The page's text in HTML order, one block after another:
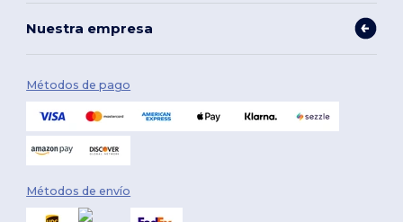
Nuestra empresa
Métodos de pago
Métodos de envío